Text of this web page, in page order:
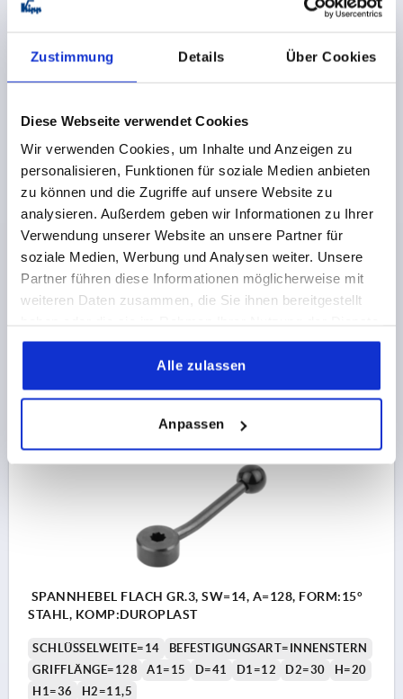
Zustimmung Details Über Cookies
Diese Webseite verwendet Cookies
Wir verwenden Cookies, um Inhalte und Anzeigen zu
personalisieren, Funktionen für soziale Medien anbieten
zu können und die Zugriffe auf unsere Website zu
analysieren. Außerdem geben wir Informationen zu Ihrer
Verwendung unserer Website an unsere Partner für
soziale Medien, Werbung und Analysen weiter. Unsere
Partner führen diese Informationen möglicherweise mit
weiteren Daten zusammen, die Sie ihnen bereitgestellt
gesammelt haben.
Alle zulassen
Anpassen
K0177 IS
SPANNHEBEL FLACH GR.2, SW=11, A=100, FORM:15°
STAHL, KOMP:DUROPLAST
SCHLÜSSELWEITE=11
BEFESTIGUNGSART=INNENSTERN
GRIFFLÄNGE=100
A1=15 D=33 D1=10 D2=25
H=17
H1=27
H2=10
zzgl. Versandkosten
K0177 IS
SPANNHEBEL FLACH GR.3, SW=14, A=128, FORM:15°
STAHL, KOMP:DUROPLAST
SCHLÜSSELWEITE=14
BEFESTIGUNGSART=INNENSTERN
GRIFFLÄNGE=128
A1=15 D=41 D1=12 D2=30
H=20
H1=36
H2=11,5